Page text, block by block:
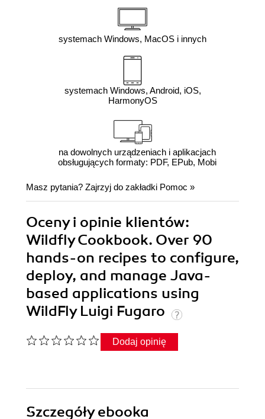
systemach Windows, MacOS i innych
systemach Windows, Android, iOS,
HarmonyOS
na dowolnych urządzeniach i aplikacjach
obsługujących formaty: PDF, EPub, Mobi
Masz pytania? Zajrzyj do zakładki Pomoc »
Oceny i opinie klientów:
Wildfly Cookbook. Over 90
hands-on recipes to configure,
deploy, and manage Java-
based applications using
WildFly Luigi Fugaro
Dodaj opinię
Szczegółyebooka